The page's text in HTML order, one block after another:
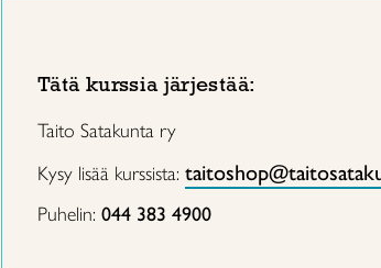
Tätä kurssia järjestää:
Taito Satakunta ry
Kysy lisää kurssista:
Puhelin: 044 383 4900